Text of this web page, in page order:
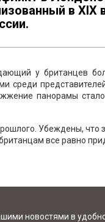
в XIX
у британцев
среди
панорамы
Убеждены, что
все равно
новостями в